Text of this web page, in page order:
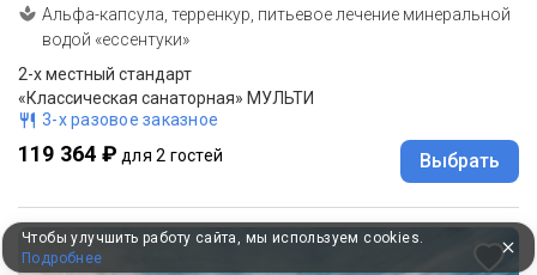
Альфа-капсула, терренкур, питьевое лечение минеральной
водой «ессентуки»
2-x местный стандарт
«Классическая санаторная» МУЛЬТИ
3-х разовое заказное
119 364 ₽ для 2 гостей Выбрать
Чтобы улучшить работу сайта, мы используем cookies.
Подробнее